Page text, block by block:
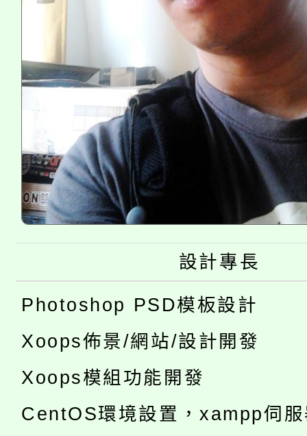
設計專長
Photoshop PSD模板設計
Xoops佈景/網站/設計開發
Xoops模組功能開發
CentOS環境設置，xampp伺